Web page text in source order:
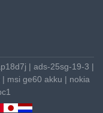
| ads-25sg-19-3 |
| msi ge60 akku | nokia